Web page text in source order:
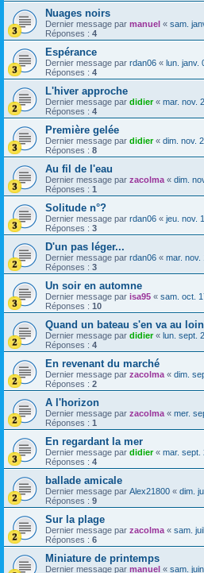
Nuages noirs
Dernier message par manuel « sam.
Réponses : 4
Espérance
Dernier message par rdan06 « lun. janv.
Réponses : 4
L'hiver approche
Dernier message par didier« mar. nov.
Réponses : 4
Première gelée
Dernier message par didier« dim. nov.
Réponses : 8
Au fil de l'eau
Dernier message par zacolma « dim.
Réponses : 1
Solitude n°?
Dernier message par rdan06 « jeu. nov.
Réponses : 3
D'un pas léger...
Dernier message par rdan06 « mar. nov.
Réponses : 3
Un soir en automne
Dernier message par isa95 « sam. oct.
Réponses : 10
Quand un bateau s'en va au loin
Dernier message par didier« lun. sept.
Réponses : 4
En revenant du marché
Dernier message par zacolma « dim.
Réponses : 2
A l'horizon
Dernier message par zacolma « mer.
Réponses : 1
En regardant la mer
Dernier message par didier« mar. sept.
Réponses : 4
ballade amicale
Dernier message par Alex21800 « dim.
Réponses : 9
Sur la plage
Dernier message par zacolma « sam.
Réponses : 6
Miniature de printemps
Dernier message par manuel « sam.